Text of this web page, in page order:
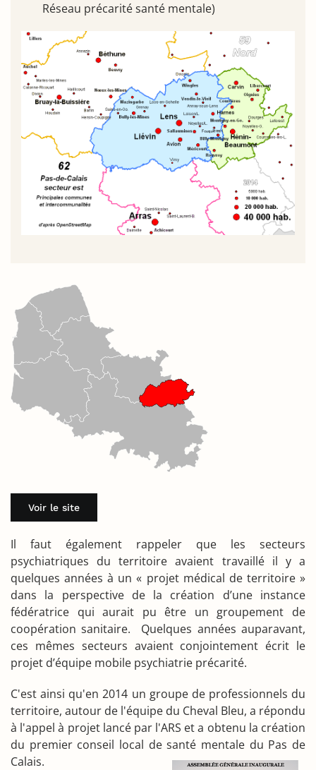
Réseau précarité santé mentale)
Voir le site
Il faut également rappeler que les secteurs
psychiatriques du territoire avaient travaillé il y a
quelques années à un « projet médical de territoire »
dans la perspective de la création d’une instance
fédératrice qui aurait pu être un groupement de
coopération sanitaire. Quelques années auparavant,
ces mêmes secteurs avaient conjointement écrit le
projet d’équipe mobile psychiatrie précarité.
C'est ainsi qu'en 2014 un groupe de professionnels du
territoire, autour de l'équipe du Cheval Bleu, a répondu
à l'appel à projet lancé par l'ARS et a obtenu la création
du premier conseil local de santé mentale du Pas de
Calais.